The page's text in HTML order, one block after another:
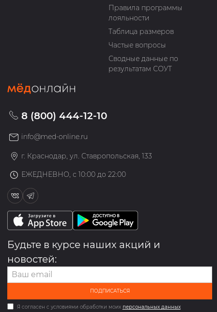
Правила программы
лояльности
Таблица размеров
Частые вопросы
Сводные данные по
результатам СОУТ
8 (800) 444-12-10
info@med-online.ru
г. Краснодар, ул. Ставропольская, 133
ЕЖЕДНЕВНО, с 10:00 до 22:00
Будьте в курсе наших акций и
новостей:
ПОДПИСАТЬСЯ
Я согласен с условиями обработки моих персональных данных